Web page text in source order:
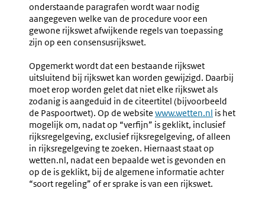
onderstaande paragrafen wordt waar nodig
aangegeven welke van de procedure voor een
gewone rijkswet afwijkende regels van toepassing
zijn op een consensusrijkswet.
Opgemerkt wordt dat een bestaande rijkswet
uitsluitend bij rijkswet kan worden gewijzigd. Daarbij
moet erop worden gelet dat niet elke rijkswet als
zodanig is aangeduid in de citeertitel (bijvoorbeeld
de Paspoortwet). Op de website Externe
link:
www.wetten.nl is het
mogelijk om, nadat op “verfijn” is geklikt, inclusief
rijksregelgeving, exclusief rijksregelgeving, of alleen
in rijksregelgeving te zoeken. Hiernaast staat op
wetten.nl, nadat een bepaalde wet is gevonden en
op de is geklikt, bij de algemene informatie achter
“soort regeling” of er sprake is van een rijkswet.